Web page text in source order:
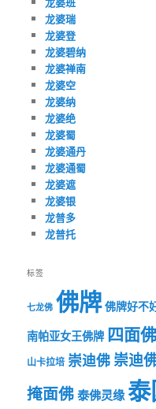
龙婆瑞
龙婆登
龙婆碧纳
龙婆禅南
龙婆空
龙婆纳
龙婆绝
龙婆蜀
龙婆通丹
龙婆通蜀
龙婆遮
龙婆银
龙普多
龙普托
标签
七龙佛 佛牌 佛牌好不
南帕亚女王佛牌 四面
山卡拉培 崇迪佛崇迪
掩面佛泰佛灵缘